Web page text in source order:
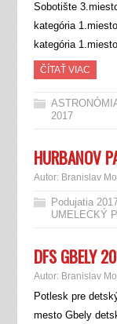
Sobotište
kategória
kategória
ČÍTAŤ VIAC
2017
HURBANOV
Autor: Branislav
Podujatia
UMELECKÝ
DFS GBELY
Autor: Branislav
Potlesk pre
mesto Gbely